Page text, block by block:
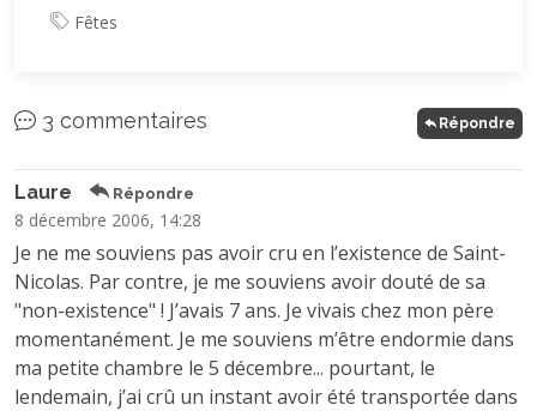
Fêtes
3 commentaires Répondre
Laure Répondre
8 décembre 2006, 14:28
Je ne me souviens pas avoir cru en l’existence de Saint-
Nicolas. Par contre, je me souviens avoir douté de sa
"non-existence" ! J’avais 7 ans. Je vivais chez mon père
momentanément. Je me souviens m’être endormie dans
ma petite chambre le 5 décembre... pourtant, le
lendemain, j’ai crû un instant avoir été transportée dans